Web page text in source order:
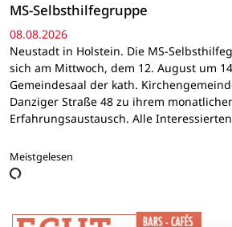
MS-Selbsthilfegruppe
08.08.2026
Neustadt in Holstein. Die MS-
sich am Mittwoch, dem 12. August um
Gemeindesaal der kath.
Danziger Straße 48 zu ihrem
Erfahrungsaustausch. Alle
Meistgelesen